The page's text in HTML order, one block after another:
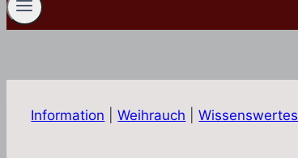
Information |Weihrauch |Wissenswertes